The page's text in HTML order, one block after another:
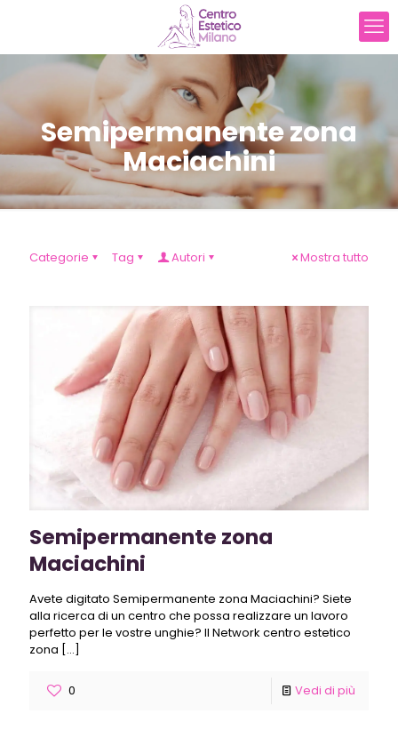
Semipermanente zona
Maciachini
Categorie Tag Autori Mostra tutto
Semipermanente zona
Maciachini
Avete digitato Semipermanente zona Maciachini? Siete
alla ricerca di un centro che possa realizzare un lavoro
perfetto per le vostre unghie? Il Network centro estetico
zona […]
0 Vedi di più